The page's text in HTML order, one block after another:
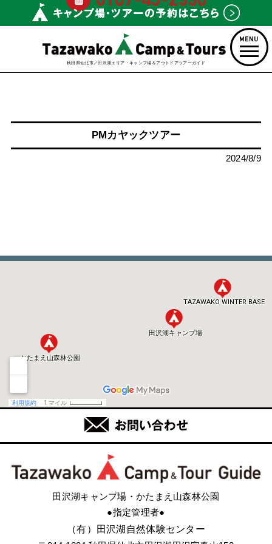
秋田県仙北市／田沢湖エリア・キャンプ場＆アウトドアツアーガイド
PMカヤックツアー
2024/8/9
田沢湖キャンプ場・かたまえ山森林公園
●指定管理者●
（有）田沢湖自然体験センター